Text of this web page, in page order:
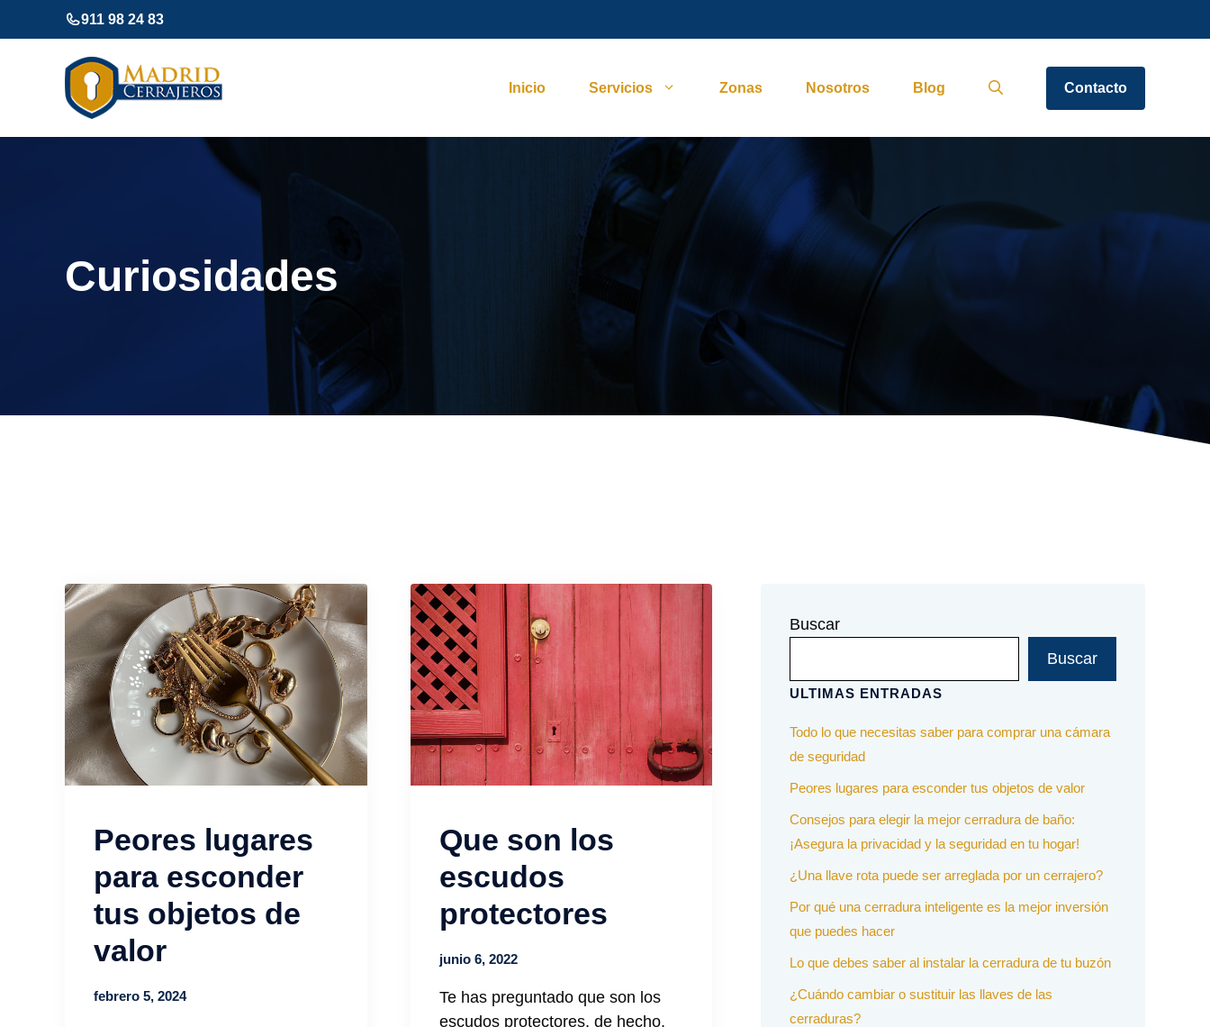
al
911 98 24 83
Inicio Servicios Zonas Nosotros Blog Contacto
Curiosidades
Peores lugares
para esconder
tus objetos de
valor
febrero 5, 2024
Que son los
escudos
protectores
junio 6, 2022
Te has preguntado que son los
escudos protectores, de hecho,
Buscar
Buscar
ULTIMAS ENTRADAS
Todo lo que necesitas saber para comprar una cámara
de seguridad
Peores lugares para esconder tus objetos de valor
Consejos para elegir la mejor cerradura de baño:
¡Asegura la privacidad y la seguridad en tu hogar!
¿Una llave rota puede ser arreglada por un cerrajero?
Por qué una cerradura inteligente es la mejor inversión
que puedes hacer
Lo que debes saber al instalar la cerradura de tu buzón
¿Cuándo cambiar o sustituir las llaves de las
cerraduras?